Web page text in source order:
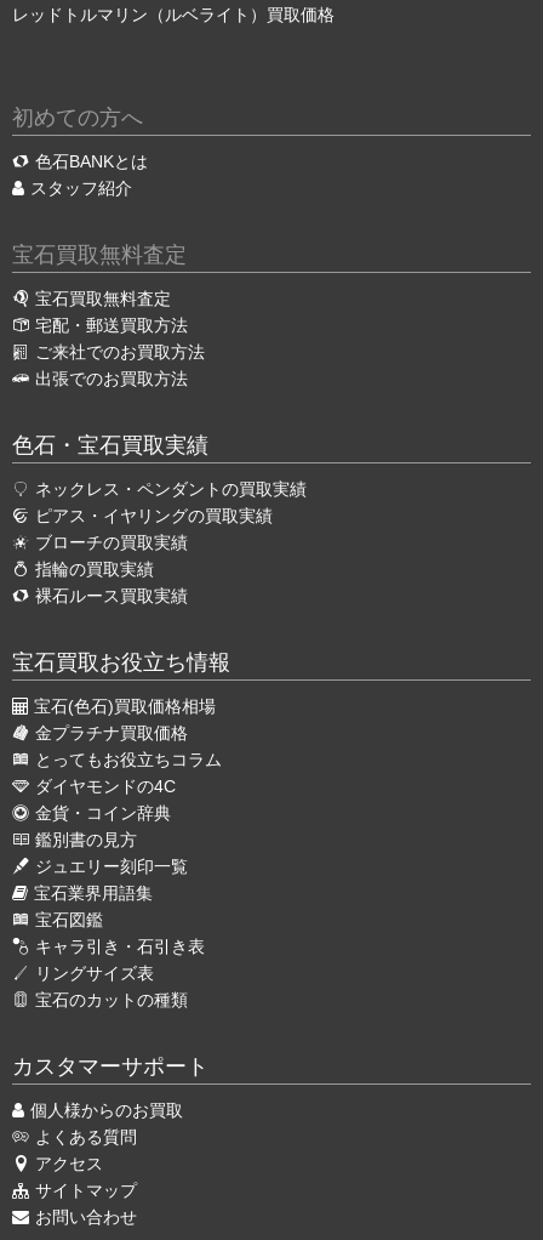
レッドトルマリン（ルベライト）買取価格
初めての方へ
色石BANKとは
スタッフ紹介
宝石買取無料査定
宝石買取無料査定
宅配・郵送買取方法
ご来社でのお買取方法
出張でのお買取方法
色石・宝石買取実績
ネックレス・ペンダントの買取実績
ピアス・イヤリングの買取実績
ブローチの買取実績
指輪の買取実績
裸石ルース買取実績
宝石買取お役立ち情報
宝石(色石)買取価格相場
金プラチナ買取価格
とってもお役立ちコラム
ダイヤモンドの4C
金貨・コイン辞典
鑑別書の見方
ジュエリー刻印一覧
宝石業界用語集
宝石図鑑
キャラ引き・石引き表
リングサイズ表
宝石のカットの種類
カスタマーサポート
個人様からのお買取
よくある質問
アクセス
サイトマップ
お問い合わせ